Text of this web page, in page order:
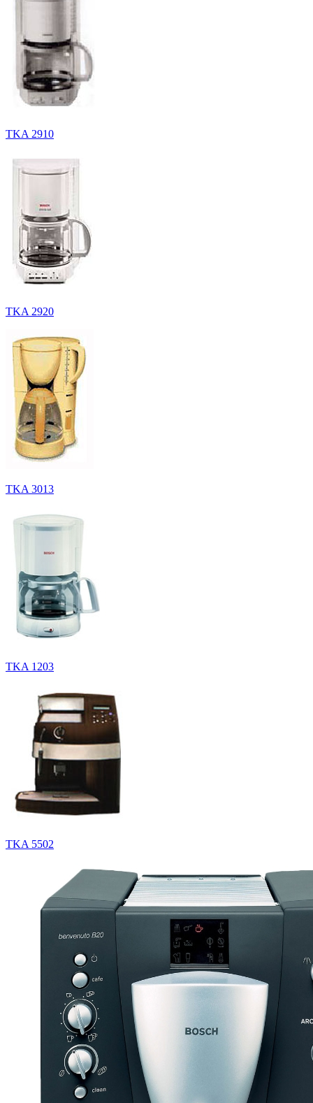
TKA 2910
TKA 2920
TKA 3013
TKA 1203
TKA 5502